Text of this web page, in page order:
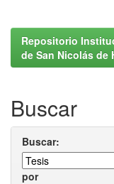
Repositorio
de San Nicolás de
Buscar
Buscar:
por